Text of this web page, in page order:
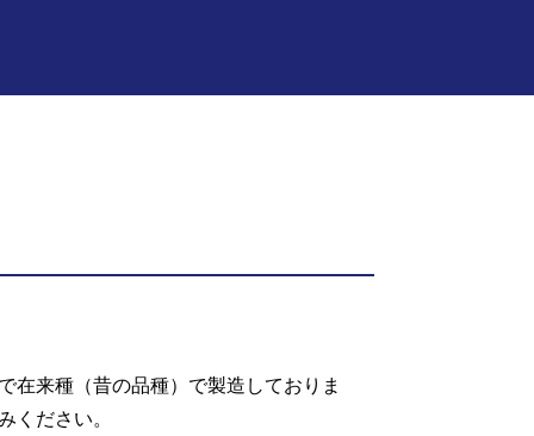
在来種（昔の品種）で製造しておりま
ください。